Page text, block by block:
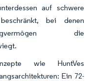
auf schwere
bei denen
die
wie HuntVes
Ein 72-